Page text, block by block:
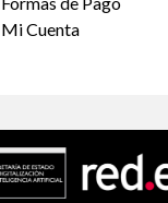
Mi Cuenta